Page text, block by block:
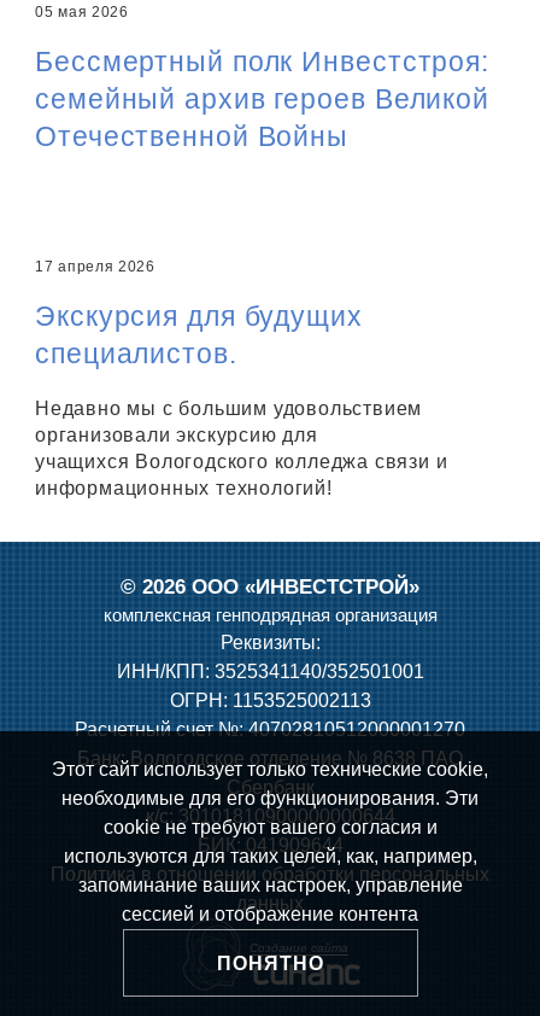
05 мая 2026
Бессмертный полк Инвестстроя:
семейный архив героев Великой
Отечественной Войны
17 апреля 2026
Экскурсия для будущих
специалистов.
Недавно мы с большим удовольствием
организовали экскурсию для
учащихся Вологодского колледжа связи и
информационных технологий!
©2026 ООО «ИНВЕСТСТРОЙ»
комплексная генподрядная организация
Реквизиты:
ИНН/КПП: 3525341140/352501001
ОГРН: 1153525002113
Расчетный счет №: 40702810512000001270
Банк: Вологодское отделение № 8638 ПАО
Сбербанк
к/с: 30101810900000000644
БИК: 041909644
Политика в отношении обработки персональных
данных
Создание сайта
Этот сайт использует только технические cookie,
необходимые для его функционирования. Эти
cookie не требуют вашего согласия и
используются для таких целей, как, например,
запоминание ваших настроек, управление
сессией и отображение контента
ПОНЯТНО